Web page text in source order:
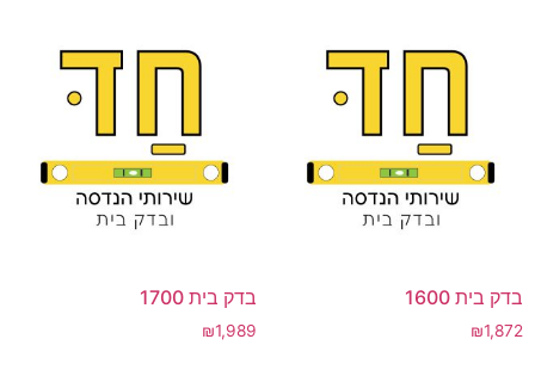
בדק בית 1600
₪1,872
בדק בית 1700
₪1,989